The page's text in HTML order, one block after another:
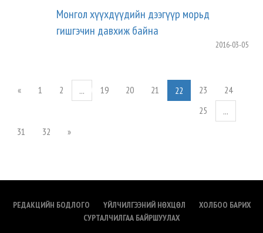
Монгол хүүхдүүдийн дээгүүр морьд
гишгэчин давхиж байна
2016-03-05
« 1 2 ... 19 20 21 22 23
24
25
...
31
32 »
РЕДАКЦИЙН БОДЛОГО ҮЙЛЧИЛГЭЭНИЙ НӨХЦӨЛ
ХОЛБОО БАРИХ
СУРТАЛЧИЛГАА БАЙРШУУЛАХ